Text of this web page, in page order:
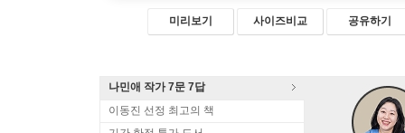
미리보기 사이즈비교 공유하기
나민애 작가 7문 7답
이동진 선정 최고의 책